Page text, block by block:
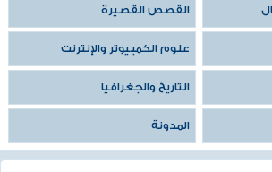
القصص القصيرة
علوم الكمبيوتر والإنترنت
التاريخ والجغرافيا
المدونة